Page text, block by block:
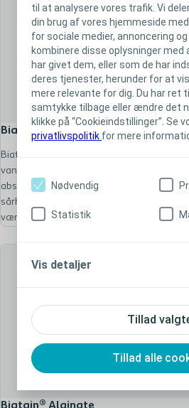
til at analysere vores trafik. Vi
din brug af vores hjemmeside
for sociale medier, annoncering
kombinere disse oplysninger med
har givet dem, eller som de har
deres tjenester, herunder for at
mere relevante for dig. Du har ret
samtykke tilbage eller ændre det
klikke på “Cookieindstillinger”. Se
privatlivspolitik for mere
Tillad
Tillad alle
Nødvendig
Statistik
Vis detaljer
Biatain® Ibu Soft-Hold
Biatain® Ibu Soft-Hold – Optimal
vanskelige at bandagere. Unik 3D
absorption (3). Blød og fleksibel bandage
sårheling med lokal frigivelse af
være smertefuld (2,4,5)